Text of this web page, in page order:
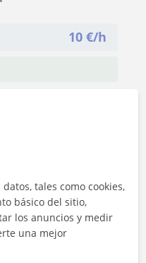
10 €/h
tales como cookies,
básico del sitio,
los anuncios y medir
una mejor